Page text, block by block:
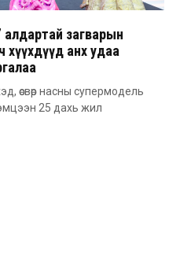
алдартай загварын
хүүхдүүд анх удаа
өсвөр насны супермодель
25 дахь жил